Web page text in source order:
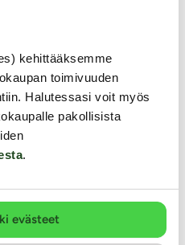
kehittääksemme
toimivuuden
Halutessasi voit myös
pakollisista
.
evästeet